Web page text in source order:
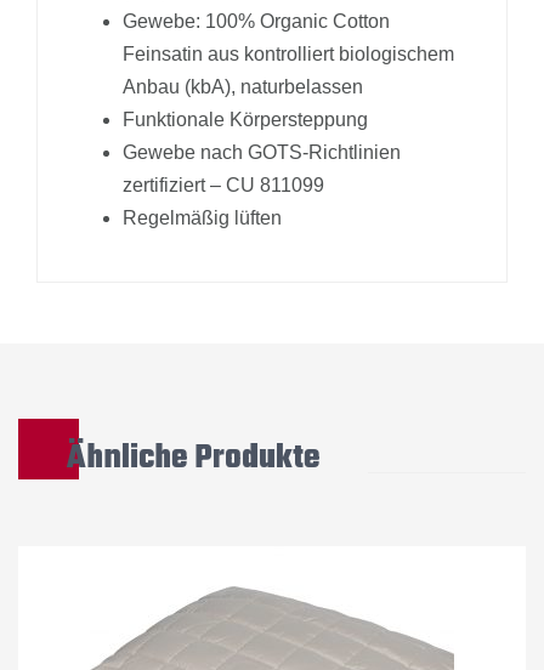
Gewebe: 100% Organic Cotton
Feinsatin aus kontrolliert biologischem
Anbau (kbA), naturbelassen
Funktionale Körpersteppung
Gewebe nach GOTS-Richtlinien
zertifiziert – CU 811099
Regelmäßig lüften
Ähnliche Produkte